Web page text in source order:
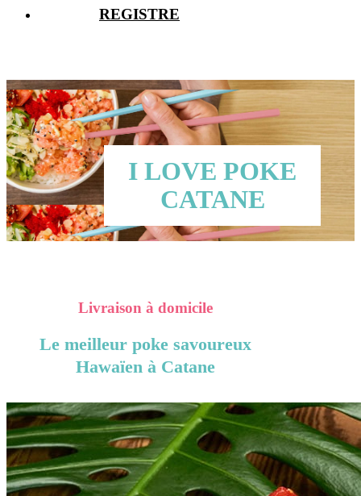
REGISTRE
I LOVE POKE
CATANE
Livraison à domicile
Le meilleur poke savoureux
Hawaïen à Catane